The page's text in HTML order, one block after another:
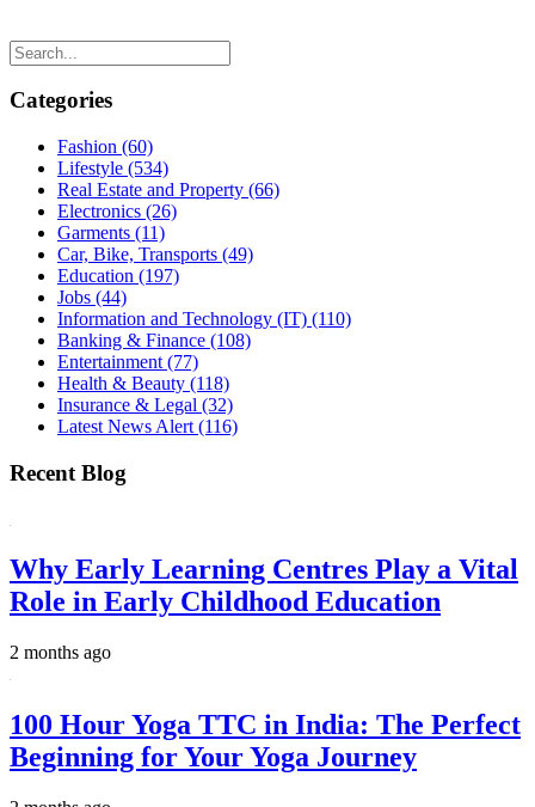
Categories
Fashion (60)
Lifestyle (534)
Real Estate and Property (66)
Electronics (26)
Garments (11)
Car, Bike, Transports (49)
Education (197)
Jobs (44)
Information and Technology (IT) (110)
Banking & Finance (108)
Entertainment (77)
Health & Beauty (118)
Insurance & Legal (32)
Latest News Alert (116)
Recent Blog
Why Early Learning Centres Play a Vital
Role in Early Childhood Education
2 months ago
100 Hour Yoga TTC in India: The Perfect
Beginning for Your Yoga Journey